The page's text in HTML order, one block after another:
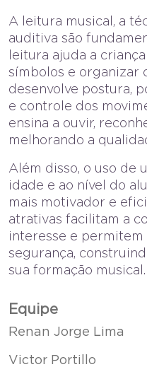
A leitura musical, a
auditiva são
leitura ajuda a
símbolos e organizar
desenvolve postura,
e controle dos
ensina a ouvir,
melhorando a
Além disso, o uso de
idade e ao nível do
mais motivador e
atrativas facilitam a
interesse e permitem
segurança,
sua formação musical.
Equipe
Renan Jorge Lima
Victor Portillo